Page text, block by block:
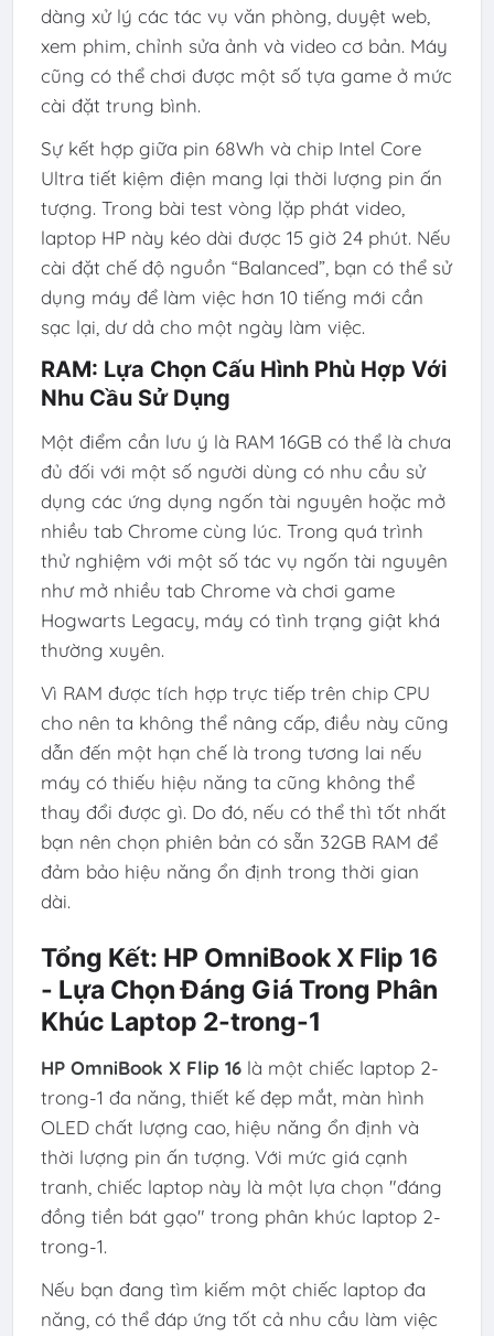
dàng xử lý các tác vụ văn phòng, duyệt web,
xem phim, chỉnh sửa ảnh và video cơ bản. Máy
cũng có thể chơi được một số tựa game ở mức
cài đặt trung bình.
Sự kết hợp giữa pin 68Wh và chip Intel Core
Ultra tiết kiệm điện mang lại thời lượng pin ấn
tượng. Trong bài test vòng lặp phát video,
laptop HP này kéo dài được 15 giờ 24 phút. Nếu
cài đặt chế độ nguồn “Balanced”, bạn có thể sử
dụng máy để làm việc hơn 10 tiếng mới cần
sạc lại, dư dả cho một ngày làm việc.
RAM: Lựa Chọn Cấu Hình Phù Hợp Với
Nhu Cầu Sử Dụng
Một điểm cần lưu ý là RAM 16GB có thể là chưa
đủ đối với một số người dùng có nhu cầu sử
dụng các ứng dụng ngốn tài nguyên hoặc mở
nhiều tab Chrome cùng lúc. Trong quá trình
thử nghiệm với một số tác vụ ngốn tài nguyên
như mở nhiều tab Chrome và chơi game
Hogwarts Legacy, máy có tình trạng giật khá
thường xuyên.
Vì RAM được tích hợp trực tiếp trên chip CPU
cho nên ta không thể nâng cấp, điều này cũng
dẫn đến một hạn chế là trong tương lai nếu
máy có thiếu hiệu năng ta cũng không thể
thay đổi được gì. Do đó, nếu có thể thì tốt nhất
bạn nên chọn phiên bản có sẵn 32GB RAM để
đảm bảo hiệu năng ổn định trong thời gian
dài.
Tổng Kết: HP OmniBook X Flip 16
- Lựa Chọn Đáng Giá Trong Phân
Khúc Laptop 2-trong-1
HP OmniBook X Flip 16là một chiếc laptop 2-
trong-1 đa năng, thiết kế đẹp mắt, màn hình
OLED chất lượng cao, hiệu năng ổn định và
thời lượng pin ấn tượng. Với mức giá cạnh
tranh, chiếc laptop này là một lựa chọn "đáng
đồng tiền bát gạo" trong phân khúc laptop 2-
trong-1.
Nếu bạn đang tìm kiếm một chiếc laptop đa
năng, có thể đáp ứng tốt cả nhu cầu làm việc